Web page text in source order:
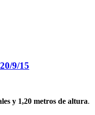
9/15
y 1,20 metros de altura.